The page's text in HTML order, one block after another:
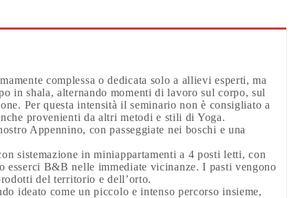
complessa o dedicata solo a allievi esperti, ma
in shala, alternando momenti di lavoro sul corpo, sul
Per questa intensità il seminario non è consigliato a
provenienti da altri metodi e stili di Yoga.
Appennino, con passeggiate nei boschi e una
sistemazione in miniappartamenti a 4 posti letti, con
B&B nelle immediate vicinanze. I pasti vengono
del territorio e dell’orto.
ideato come un piccolo e intenso percorso insieme,